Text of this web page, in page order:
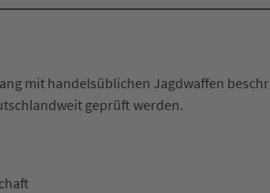
mit handelsüblichen Jagdwaffen
geprüft werden.